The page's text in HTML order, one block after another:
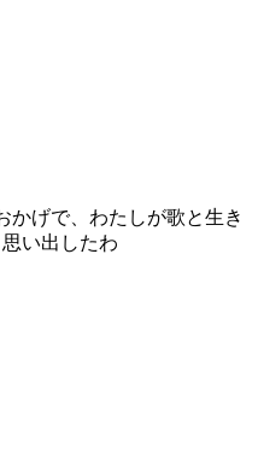
かげで、わたしが歌と生き
い出したわ